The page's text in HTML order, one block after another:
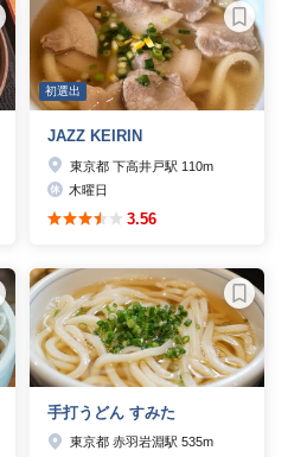
初選出
JAZZ KEIRIN
東京都 下高井戸駅 110m
木曜日
3.56
手打うどん すみた
東京都 赤羽岩淵駅 535m